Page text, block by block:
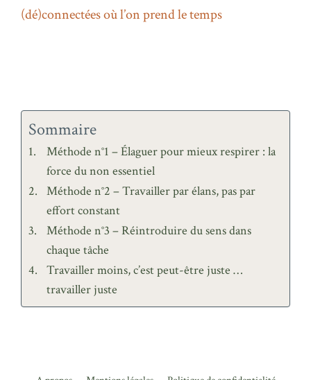
(dé)connectées où l’on prend le temps
Sommaire
Méthode n°1 – Élaguer pour mieux respirer : la
force du non essentiel
Méthode n°2 – Travailler par élans, pas par
effort constant
Méthode n°3 – Réintroduire du sens dans
chaque tâche
Travailler moins, c’est peut-être juste …
travailler juste